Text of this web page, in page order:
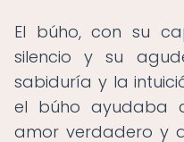
El búho, con su
silencio y su
sabiduría y la
el búho ayudaba
amor verdadero y